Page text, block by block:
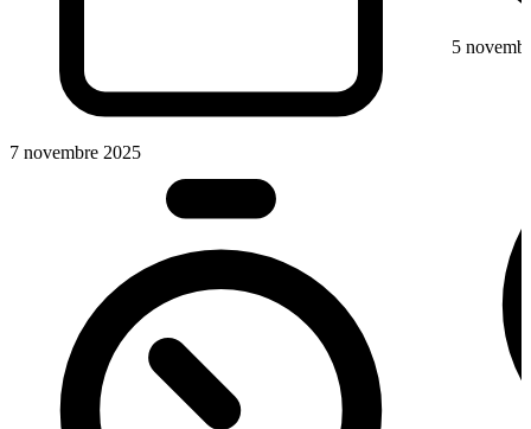
7 novembre 2025
5